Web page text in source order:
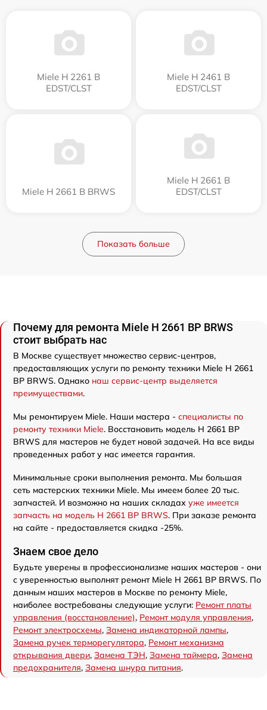
Miele H 2261 B
EDST/CLST
Miele H 2461 B
EDST/CLST
Miele H 2661 B BRWS
Miele H 2661 B
EDST/CLST
Показать больше
Почему для ремонта Miele H 2661 BP BRWS
стоит выбрать нас
В Москве существует множество сервис-центров,
предоставляющих услуги по ремонту техники Miele H 2661
BP BRWS. Однако наш сервис-центр выделяется
преимуществами.
Мы ремонтируем Miele. Наши мастера - специалисты по
ремонту техники Miele. Восстановить модель H 2661 BP
BRWS для мастеров не будет новой задачей. На все виды
проведенных работ у нас имеется гарантия.
Минимальные сроки выполнения ремонта. Мы большая
сеть мастерских техники Miele. Мы имеем более 20 тыс.
запчастей. И возможно на наших складах уже имеется
запчасть на модель H 2661 BP BRWS. При заказе ремонта
на сайте - предоставляется скидка -25%.
Знаем свое дело
Будьте уверены в профессионализме наших мастеров - они
с уверенностью выполнят ремонт Miele H 2661 BP BRWS. По
данным наших мастеров в Москве по ремонту Miele,
наиболее востребованы следующие услуги: Ремонт платы
управления (восстановление), Ремонт модуля управления,
Ремонт электросхемы, Замена индикаторной лампы,
Замена ручек терморегулятора, Ремонт механизма
открывания двери, Замена ТЭН, Замена таймера, Замена
предохранителя, Замена шнура питания.